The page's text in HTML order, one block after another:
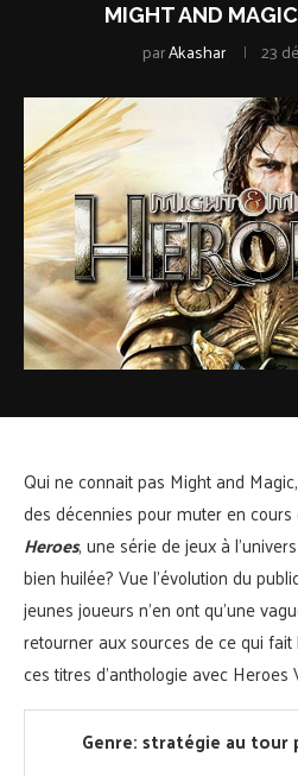
MIGHT AND
parAkashar 23
Qui ne connait pas Might and
des décennies pour muter en
Heroes, une série de jeux à
bien huilée? Vue l’évolution du
jeunes joueurs n’en ont qu’une
retourner aux sources de ce qui
ces titres d’anthologie avec Heroes
Genre: stratégie au tour